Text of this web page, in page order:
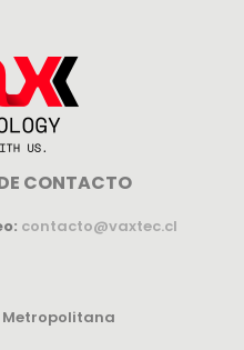
CONTACTO
contacto@vaxtec.cl
Metropolitana